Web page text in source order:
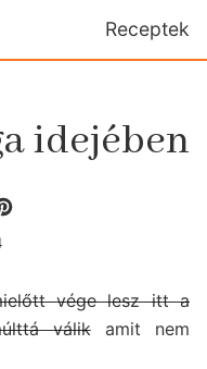
Receptek
idejében
vége lesz itt a
válikamit nem